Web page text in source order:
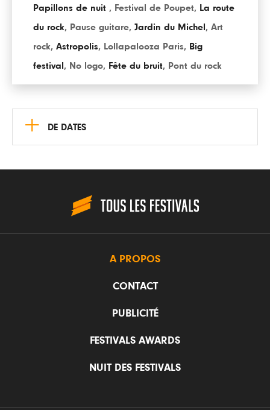
Papillons de nuit , Festival de Poupet, La route
du rock, Pause guitare, Jardin du Michel , Art
rock, Astropolis, Lollapalooza Paris, Big
festival , No logo, Fête du bruit, Pont du rock
+ DE DATES
A PROPOS
CONTACT
PUBLICITÉ
FESTIVALS AWARDS
NUIT DES FESTIVALS